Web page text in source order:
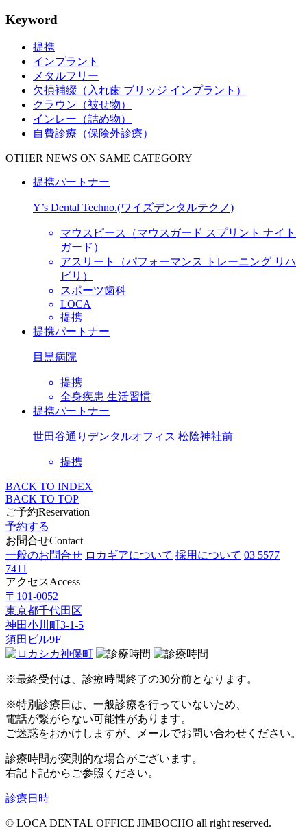
Keyword
提携
インプラント
メタルフリー
欠損補綴（入れ歯 ブリッジ インプラント）
クラウン（被せ物）
インレー（詰め物）
自費診療（保険外診療）
OTHER NEWS ON SAME CATEGORY
提携パートナー
Y’s Dental Techno.(ワイズデンタルテクノ)
マウスピース（マウスガード スプリント ナイト
ガード）
アスリート（パフォーマンス トレーニング リハ
ビリ）
スポーツ歯科
LOCA
提携
提携パートナー
目黒病院
提携
全身疾患 生活習慣
提携パートナー
世田谷通りデンタルオフィス 松陰神社前
提携
BACK TO INDEX
BACK TO TOP
ご予約Reservation
予約する
お問合せContact
一般のお問合せ ロカギアについて 採用について 03 5577
7411
アクセスAccess
〒101-0052
東京都千代田区
神田小川町3-1-5
須田ビル9F
※最終受付は、診療時間終了の30分前となります。
※特別診療日は、一般診療を行っていないため、
電話が繋がらない可能性があります。
ご迷惑をおかけしますが、メールでお問い合わせください。
診療時間が変則的な場合がございます。
右記下記からご参照ください。
診療日時
© LOCA DENTAL OFFICE JIMBOCHO all right reserved.